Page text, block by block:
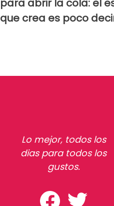
para abrir la cola: el
que crea es poco
Lo mejor, todos los
dias para todos los
gustos.